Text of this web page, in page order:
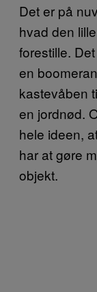
Det er på
hvad den
forestille.
en
kastevåben
en jordnød.
hele ideen,
har at gøre
objekt.